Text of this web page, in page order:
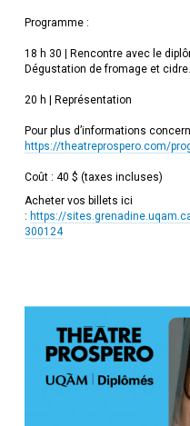
Programme :
18 h 30 | Rencontre avec le
Dégustation de fromage et cidre.
20 h | Représentation
Pour plus d’informations
https://theatreprospero.com/
Coût : 40 $ (taxes incluses)
Acheter vos billets ici
: https://
300124